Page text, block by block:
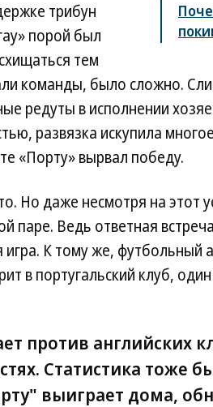
трибун
порой был
тем
команды, было сложно.
редуты в исполнении
развязка искупила
«Порту» вырвал победу.
Но даже несмотря на этот
паре. Ведь ответная
К тому же, футбольный
в португальский клуб,
против английских
Статистика тоже
выиграет дома,